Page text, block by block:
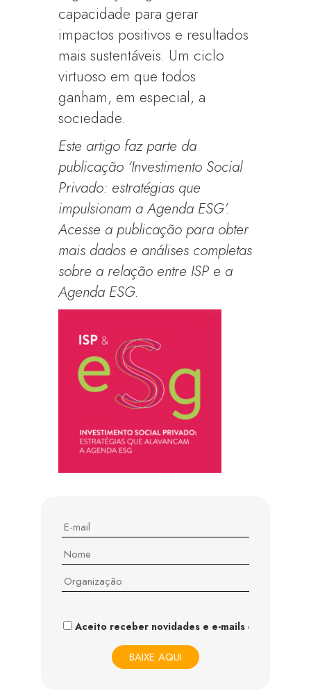
capacidade para gerar
impactos positivos e resultados
mais sustentáveis. Um ciclo
virtuoso em que todos
ganham, em especial, a
sociedade.
Este artigo faz parte da
publicação ‘Investimento Social
Privado: estratégias que
impulsionam a Agenda ESG’.
Acesse a publicação para obter
mais dados e análises completas
sobre a relação entre ISP e a
Agenda ESG.
Aceito receber novidades e e-mails do IDIS